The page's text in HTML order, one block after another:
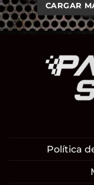
CARGAR
Política